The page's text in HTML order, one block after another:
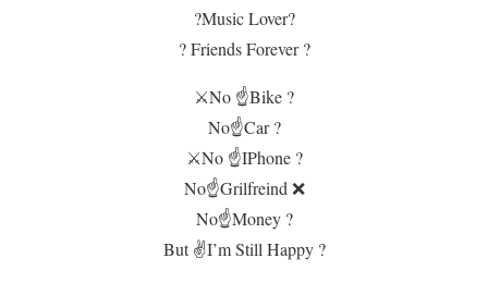
?Music Lover?
? Friends Forever ?
⚔️No ☝️Bike ?️
No☝️Car ?
⚔️No ☝️IPhone ?
No☝️Grilfreind ❌
No☝️Money ?
But ✌️I’m Still Happy ?